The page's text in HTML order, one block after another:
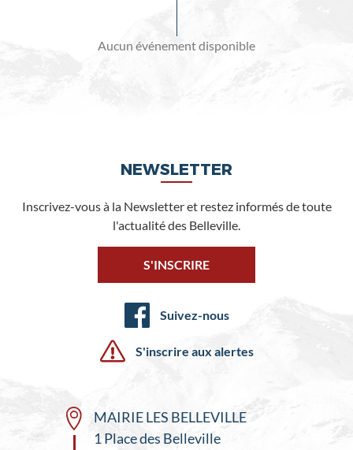
Aucun événement disponible
NEWSLETTER
Inscrivez-vous à la Newsletter et restez informés de toute
l'actualité des Belleville.
S'INSCRIRE
Suivez-nous
S'inscrire aux alertes
MAIRIE LES BELLEVILLE
1 Place des Belleville